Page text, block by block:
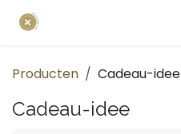
Overslaan naar inhoud
Producten Cadeau-idee
Cadeau-idee